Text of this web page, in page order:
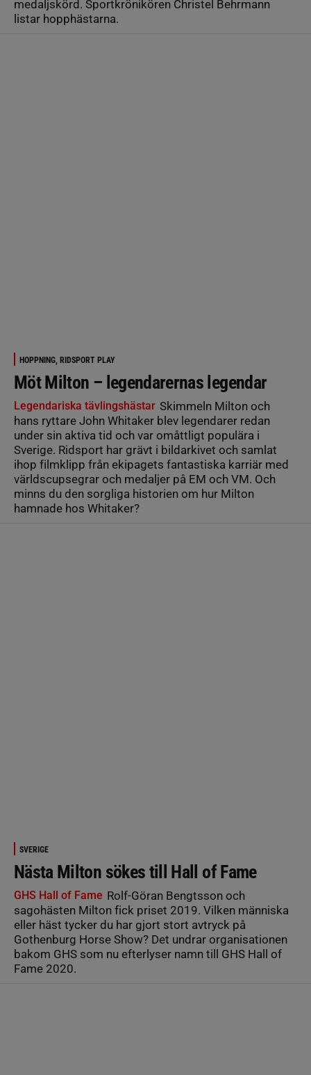
medaljskörd. Sportkrönikören Christel Behrmann
listar hopphästarna.
HOPPNING, RIDSPORT PLAY
Möt Milton – legendarernas legendar
Legendariska tävlingshästar Skimmeln Milton och
hans ryttare John Whitaker blev legendarer redan
under sin aktiva tid och var omåttligt populära i
Sverige. Ridsport har grävt i bildarkivet och samlat
ihop filmklipp från ekipagets fantastiska karriär med
världscupsegrar och medaljer på EM och VM. Och
minns du den sorgliga historien om hur Milton
hamnade hos Whitaker?
SVERIGE
Nästa Milton sökes till Hall of Fame
GHS Hall of Fame Rolf-Göran Bengtsson och
sagohästen Milton fick priset 2019. Vilken människa
eller häst tycker du har gjort stort avtryck på
Gothenburg Horse Show? Det undrar organisationen
bakom GHS som nu efterlyser namn till GHS Hall of
Fame 2020.